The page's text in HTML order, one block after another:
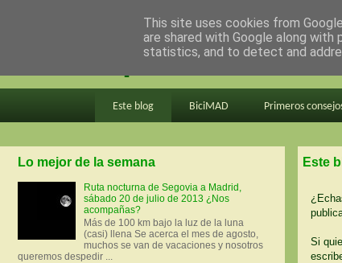
en bici por madrid
Este blog BiciMAD Primeros
Este
Si
Lo mejor de la semana
Ruta nocturna de Segovia a Madrid,
sábado 20 de julio de 2013 ¿Nos
acompañas?
Más de 100 km bajo la luz de la luna
(casi) llena Se acerca el mes de agosto,
muchos se van de vacaciones y nosotros
queremos despedir ...
This site uses cookies from
are shared with Google along
statistics, and to detect and